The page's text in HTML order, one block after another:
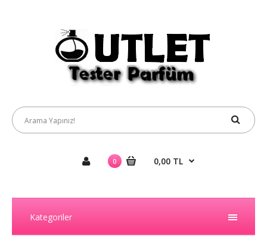
0 0,00 TL
Kategoriler